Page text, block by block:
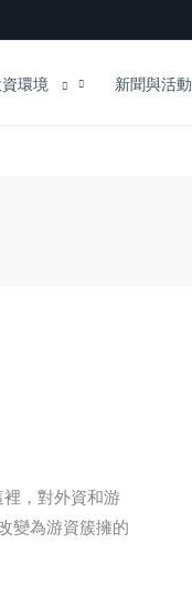
環境 新聞與活動
，對外資和游
變為游資簇擁的